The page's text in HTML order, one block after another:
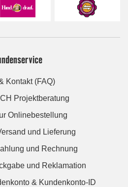
Kontakt (FAQ)
Projektberatung
Onlinebestellung
und Lieferung
und Rechnung
und Reklamation
& Kundenkonto-ID